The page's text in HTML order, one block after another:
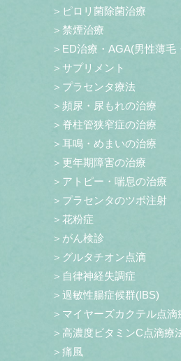
＞ピロリ菌除菌治療
＞禁煙治療
＞ED治療・AGA(男性薄毛
＞サプリメント
＞プラセンタ療法
＞頻尿・尿もれの治療
＞脊柱管狭窄症の治療
＞耳鳴・めまいの治療
＞更年期障害の治療
＞アトピー・喘息の治療
＞プラセンタのツボ注射
＞花粉症
＞がん検診
＞グルタチオン点滴
＞自律神経失調症
＞過敏性腸症候群(IBS)
＞マイヤーズカクテル点滴
＞高濃度ビタミンC点滴療
＞痛風